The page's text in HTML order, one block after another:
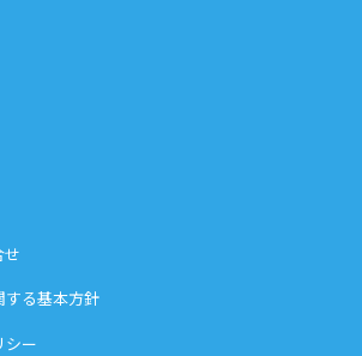
せ
する基本方針
シー